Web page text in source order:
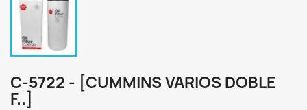
C-5722 - [CUMMINS VARIOS DOBLE
F..]